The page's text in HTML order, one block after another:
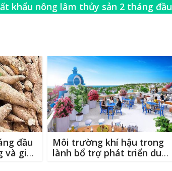
khẩu nông lâm thủy sản 2 tháng đầu
đầu
và giá
Môi trường khí hậu trong
lành bổ trợ phát triển du